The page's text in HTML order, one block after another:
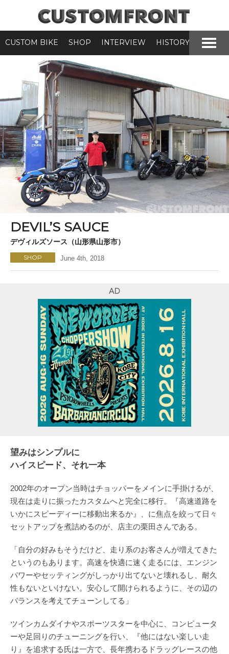
CUSTOM BIKE SHOP INTERVIEW HISTORY
DEVIL’S SAUCE
デヴィルズソース（山形県山形市）
SHOP June 4th, 2018
AD
望みはシンプルに
ハイスピード、それ一本
2002年のオープン当時はチョッパーをメインに手掛けるが、
現在は走りに振ったカスタムへと完全に移行。『高速道路を
いかにスピーディーに移動出来るか』、に焦点を絞って日々
セットアップを煮詰めるのが、店主の栗田さんである。
「自分の好みもそうだけど、走り系のお客さんが増えてきた
というのもあります。高速を快適に速く走るには、エンジン
パワーやセッティングがしっかり出てないと壊れるし、耐久
性もないといけない。安心して開けられるように、その辺の
バランスを考えてチューンしてる」
ツインカムダイナやスポーツスターを中心に、コンピュータ
ーや足回りのチューニングを行い、『他にはない楽しい走
り』を追求する氏は一方で、長年携わるドラッグレースの他